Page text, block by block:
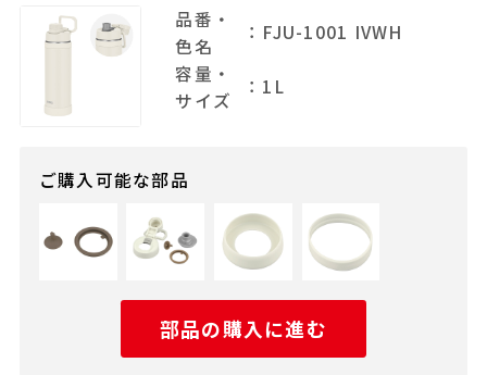
品番・
色名
：FJU-1001 IVWH
容量・
サイズ
：1L
ご購入可能な部品
部品の購入に進む